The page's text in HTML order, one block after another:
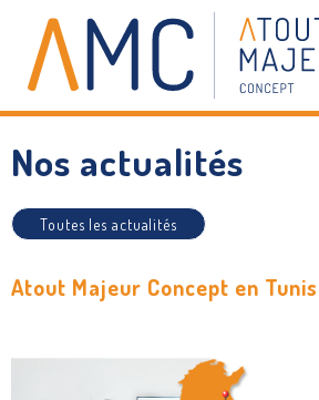
Nos actualités
Toutes les actualités
Atout Majeur Concept en